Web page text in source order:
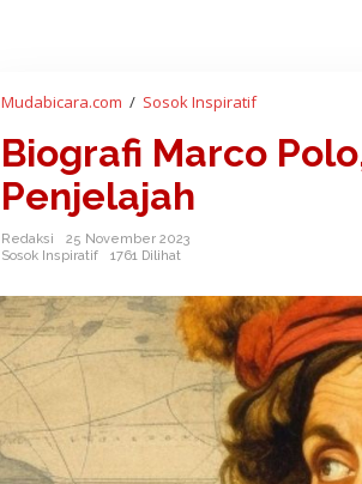
Mudabicara.com / Sosok InspiratifB
o
g
M
a
c
o
P
o
Biografi Marco
Penjelajah
Redaksi
25 November 2023
Sosok Inspiratif
1761 Dilihat